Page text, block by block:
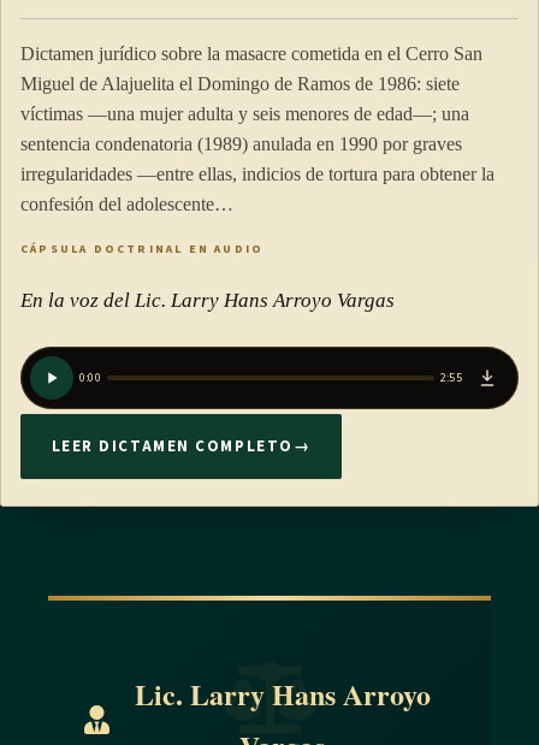
Dictamen jurídico sobre la masacre cometida en el Cerro San
Miguel de Alajuelita el Domingo de Ramos de 1986: siete
víctimas —una mujer adulta y seis menores de edad—; una
sentencia condenatoria (1989) anulada en 1990 por graves
irregularidades —entre ellas, indicios de tortura para obtener la
confesión del adolescente…
CÁPSULA DOCTRINAL EN AUDIO
En la voz del Lic. Larry Hans Arroyo Vargas
0:00 2:55
LEER DICTAMEN COMPLETO →
Lic. Larry Hans Arroyo